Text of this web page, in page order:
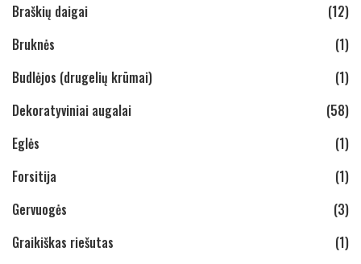
Braškių daigai
(12)
Bruknės
(1)
Budlėjos (drugelių krūmai)
(1)
Dekoratyviniai augalai
(58)
Eglės
(1)
Forsitija
(1)
Gervuogės
(3)
Graikiškas riešutas
(1)